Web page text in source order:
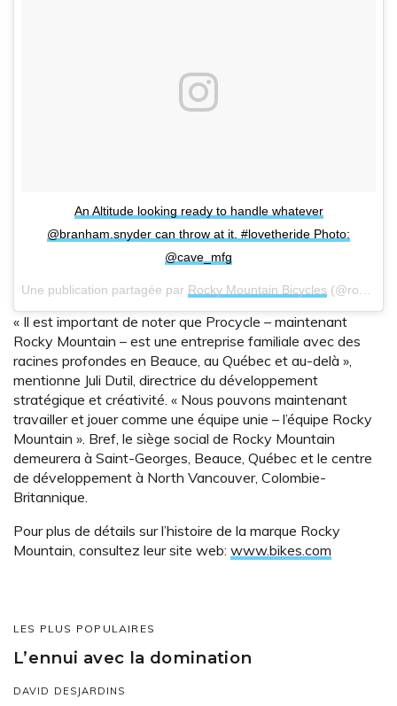
An Altitude looking ready to handle whatever
@branham.snyder can throw at it. #lovetheride Photo:
@cave_mfg
Une publication partagée par Rocky Mountain Bicycles (@rockymountainbicycles) le
« Il est important de noter que Procycle – maintenant
Rocky Mountain – est une entreprise familiale avec des
racines profondes en Beauce, au Québec et au-delà »,
mentionne Juli Dutil, directrice du développement
stratégique et créativité. « Nous pouvons maintenant
travailler et jouer comme une équipe unie – l’équipe Rocky
Mountain ». Bref, le siège social de Rocky Mountain
demeurera à Saint-Georges, Beauce, Québec et le centre
de développement à North Vancouver, Colombie-
Britannique.
Pour plus de détails sur l’histoire de la marque Rocky
Mountain, consultez leur site web: www.bikes.com
LES PLUS POPULAIRES
L’ennui avec la domination
DAVID DESJARDINS